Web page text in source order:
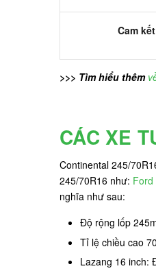
Cam kết
>>> Tìm hiểu thêm
CÁC XE
Continental 245/
245/70R16 như: Ford
nghĩa như sau:
Độ rộng lốp
Tỉ lệ chiều cao
Lazang 16 inch: